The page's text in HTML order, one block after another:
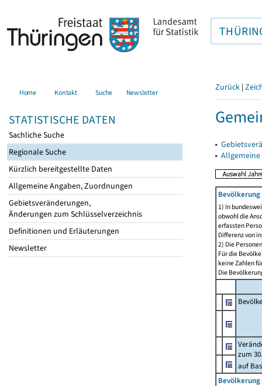
Home Kontakt Suche Newsletter
STATISTISCHE DATEN
Sachliche Suche
Regionale Suche
Kürzlich bereitgestellte Daten
Allgemeine Angaben, Zuordnungen
Gebietsveränderungen,
Änderungen zum Schlüsselverzeichnis
Definitionen und Erläuterungen
Newsletter
Zurück |
▸
▸
1) In
obwohl die
erfassten
Differenz von
2) Die
Für die
keine Zahlen
Die
zum
auf
Bevölkerung